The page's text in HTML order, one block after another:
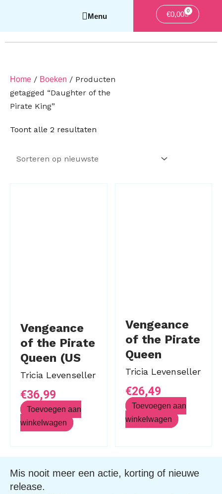
€0,00 0
Home / Boeken / Producten
getagged “Daughter of the
Pirate King”
Toont alle 2 resultaten
nieuwste
Vengeance
of the Pirate
Queen (US
Limited
Edition)
Tricia Levenseller
€36,99
Toevoegen aan
winkelwagen
Vengeance
of the Pirate
Queen
Tricia Levenseller
€26,49
Toevoegen aan
winkelwagen
Mis nooit meer een actie, korting of nieuwe
release.